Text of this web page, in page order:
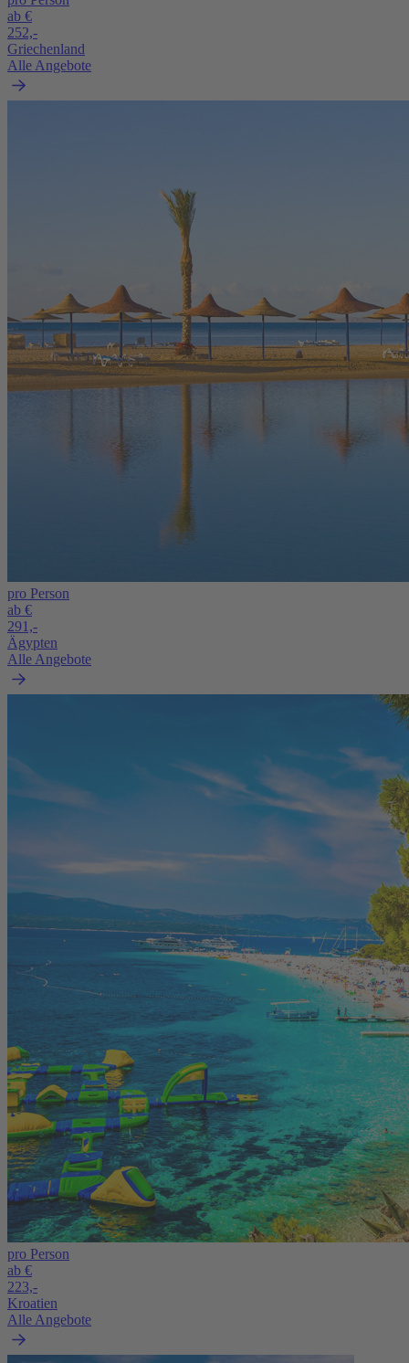
ab €
252,-
Griechenland
Alle Angebote
pro Person
ab €
291,-
Ägypten
Alle Angebote
pro Person
ab €
223,-
Kroatien
Alle Angebote